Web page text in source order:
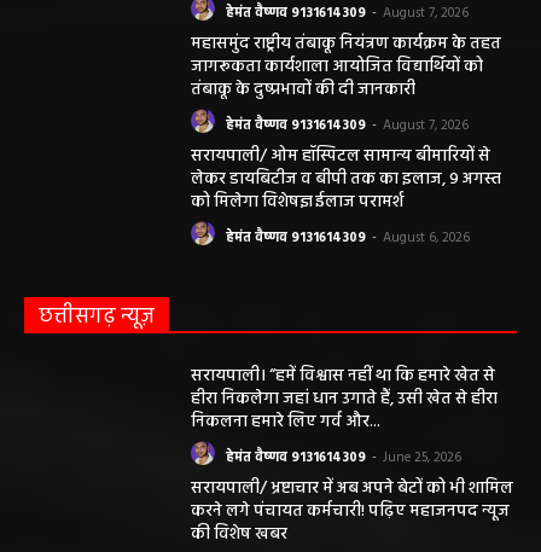
हेमंत वैष्णव 9131614309 - August 7, 2026
महासमुंद राष्ट्रीय तंबाकू नियंत्रण कार्यक्रम के तहत
जागरूकता कार्यशाला आयोजित विद्यार्थियों को
तंबाकू के दुष्प्रभावों की दी जानकारी
हेमंत वैष्णव 9131614309 - August 7, 2026
सरायपाली/ ओम हॉस्पिटल सामान्य बीमारियों से
लेकर डायबिटीज व बीपी तक का इलाज, 9 अगस्त
को मिलेगा विशेषज्ञ ईलाज परामर्श
हेमंत वैष्णव 9131614309 - August 6, 2026
छत्तीसगढ़ न्यूज़
सरायपाली। “हमें विश्वास नहीं था कि हमारे खेत से
हीरा निकलेगा जहां धान उगाते हैं, उसी खेत से हीरा
निकलना हमारे लिए गर्व और...
हेमंत वैष्णव 9131614309 - June 25, 2026
सरायपाली/ भ्रष्टाचार में अब अपने बेटों को भी शामिल
करने लगे पंचायत कर्मचारी! पढ़िए महाजनपद न्यूज
की विशेष खबर